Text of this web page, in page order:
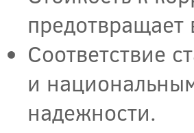
Соответствие
и
надежности.